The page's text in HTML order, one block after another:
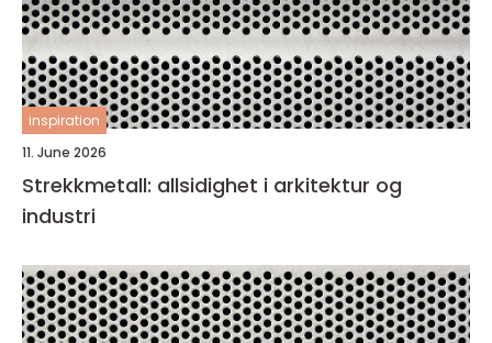
inspiration
11. June 2026
Strekkmetall: allsidighet i arkitektur og
industri